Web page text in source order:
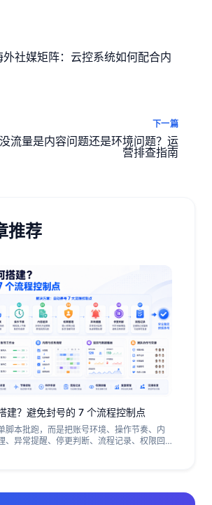
社媒矩阵：云控系统如何配合内
下一篇
流量是内容问题还是环境问题？运
营排查指南
推荐
建？避免封号的 7 个流程控制点
脚本批跑，而是把账号环境、操作节奏、内
、异常提醒、停更判断、流程记录、权限回